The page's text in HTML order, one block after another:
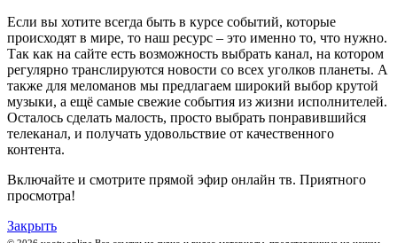
Если вы хотите всегда быть в курсе событий, которые
происходят в мире, то наш ресурс – это именно то, что нужно.
Так как на сайте есть возможность выбрать канал, на котором
регулярно транслируются новости со всех уголков планеты. А
также для меломанов мы предлагаем широкий выбор крутой
музыки, а ещё самые свежие события из жизни исполнителей.
Осталось сделать малость, просто выбрать понравившийся
телеканал, и получать удовольствие от качественного
контента.
Включайте и смотрите прямой эфир онлайн тв. Приятного
просмотра!
Закрыть